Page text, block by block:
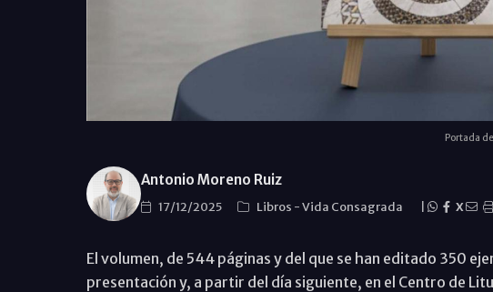
Portada
Antonio Moreno Ruiz
17/12/2025 Libros -Vida Consagrada X
El volumen, de 544 páginas y del que se han editado 350
presentación y, a partir del día siguiente, en el Centro de